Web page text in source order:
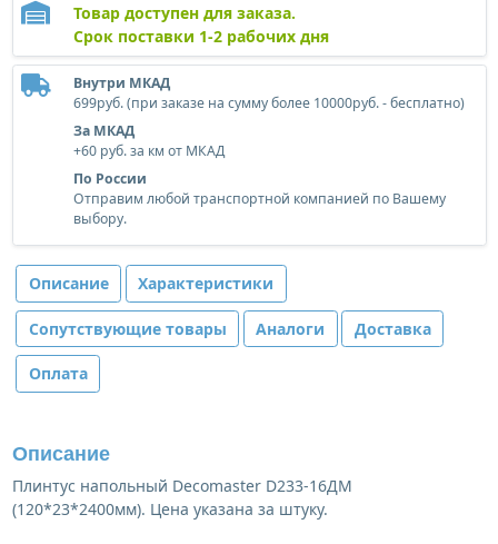
Товар доступен для заказа.
Срок поставки 1-2 рабочих дня
Внутри МКАД
699руб. (при заказе на сумму более 10000руб. - бесплатно)
За МКАД
+60 руб. за км от МКАД
По России
Отправим любой транспортной компанией по Вашему
выбору.
Описание Характеристики
Сопутствующие товары Аналоги Доставка
Оплата
Описание
Плинтус напольный Decomaster D233-16ДМ
(120*23*2400мм). Цена указана за штуку.